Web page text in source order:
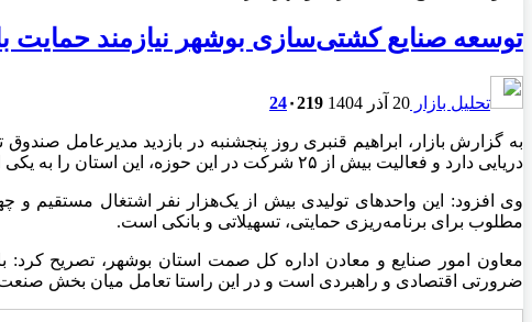
توسعه صنایع کشتی‌سازی بوشهر نیازمند حمایت
تحلیل بازار 20 آذر 1404 24۰219
به گزارش بازار، ابراهیم قنبری روز پنجشنبه در بازدید مدیرعامل
دریایی دارد و فعالیت بیش از ۲۵ شرکت در این حوزه، این استان را به یکی از قطب‌های تولید شناور در کشور تبدیل کرده است.
وی افزود: این واحدهای تولیدی بیش از یک‌هزار نفر اشتغال مستقیم و
مطلوب برای برنامه‌ریزی حمایتی، تسهیلاتی و بانکی است.
معاون امور صنایع و معادن اداره کل صمت استان بوشهر، تصریح کرد:
ضرورتی اقتصادی و راهبردی است و در این راستا تعامل میان بخش صنعت،